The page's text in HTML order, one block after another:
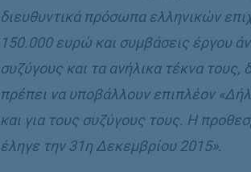
διευθυντικά πρόσωπα ελληνικών
150.000 ευρώ και συμβάσεις έργου
συζύγους και τα ανήλικα τέκνα
πρέπει να υποβάλλουν επιπλέον
και για τους συζύγους τους. Η
έληγε την 31η Δεκεμβρίου 2015».